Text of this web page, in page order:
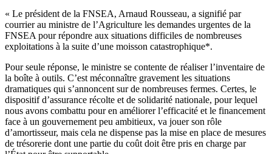
« Le président de la FNSEA, Arnaud Rousseau, a signifié par
courrier au ministre de l’Agriculture les demandes urgentes de la
FNSEA pour répondre aux situations difficiles de nombreuses
exploitations à la suite d’une moisson catastrophique*.
Pour seule réponse, le ministre se contente de réaliser l’inventaire de
la boîte à outils. C’est méconnaître gravement les situations
dramatiques qui s’annoncent sur de nombreuses fermes. Certes, le
dispositif d’assurance récolte et de solidarité nationale, pour lequel
nous avons combattu pour en améliorer l’efficacité et le financement
face à un gouvernement peu ambitieux, va jouer son rôle
d’amortisseur, mais cela ne dispense pas la mise en place de mesures
de trésorerie dont une partie du coût doit être pris en charge par